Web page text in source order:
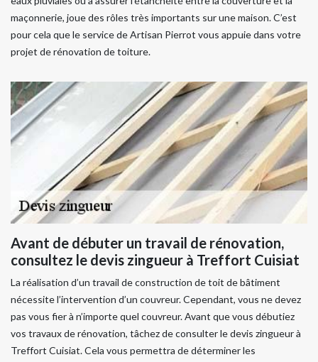
maçonnerie, joue des rôles très importants sur une maison. C’est
pour cela que le service de Artisan Pierrot vous appuie dans votre
projet de rénovation de toiture.
Avant de débuter un travail de rénovation,
consultez le devis zingueur à Treffort Cuisiat
La réalisation d’un travail de construction de toit de bâtiment
nécessite l’intervention d’un couvreur. Cependant, vous ne devez
pas vous fier à n’importe quel couvreur. Avant que vous débutiez
vos travaux de rénovation, tâchez de consulter le devis zingueur à
Treffort Cuisiat. Cela vous permettra de déterminer les